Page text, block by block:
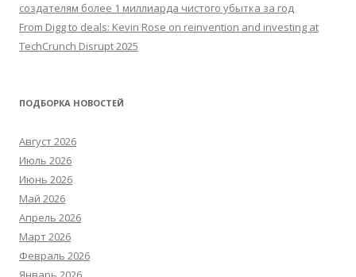
создателям более 1 миллиарда чистого убытка за год
From Digg to deals: Kevin Rose on reinvention and investing at
TechCrunch Disrupt 2025
ПОДБОРКА НОВОСТЕЙ
Август 2026
Июль 2026
Июнь 2026
Май 2026
Апрель 2026
Март 2026
Февраль 2026